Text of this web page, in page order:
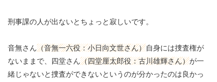
刑事課の人が出ないとちょっと寂しいです。
音無さん（音無一六役：小日向文世さん）自身には捜査権が
ないままで、四堂さん（四堂厘太郎役：古川雄輝さん）が一
緒じゃないと捜査ができないというのが分かったのは良かっ